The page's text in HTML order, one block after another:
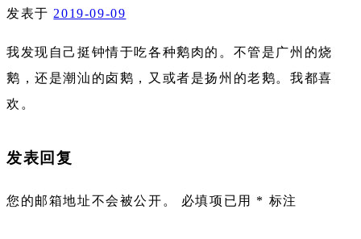
发表于 2019-09-09
我发现自己挺钟情于吃各种鹅肉的。不管是广州的烧
鹅，还是潮汕的卤鹅，又或者是扬州的老鹅。我都喜
欢。
发表回复
您的邮箱地址不会被公开。 必填项已用 * 标注